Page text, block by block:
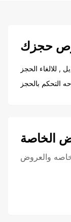
حجزك
, للالغاء الحجز
التحكم بالحجز
الخاصة
والعروض